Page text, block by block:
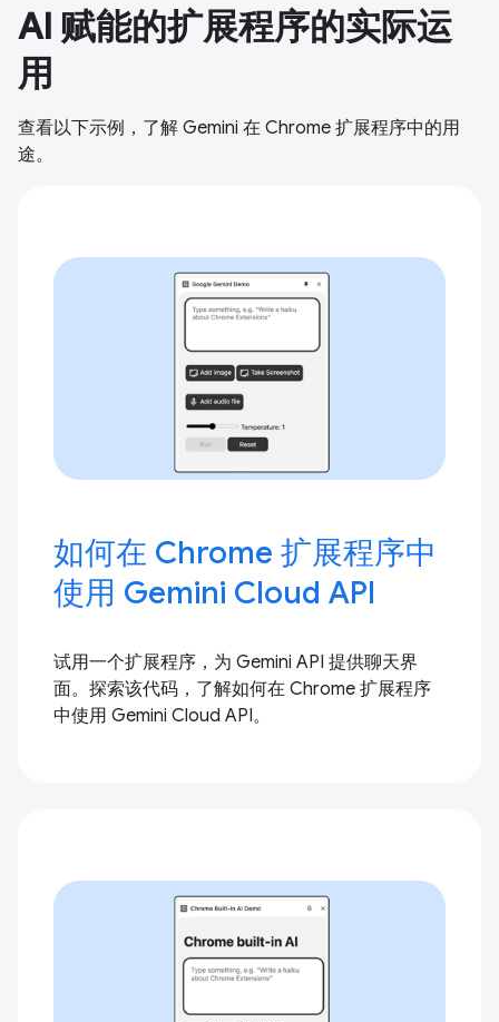
AI 赋能的扩展程序的实际运
用
查看以下示例，了解 Gemini 在 Chrome 扩展程序中的用
途。
如何在 Chrome 扩展程序中
使用 Gemini Cloud API
试用一个扩展程序，为 Gemini API 提供聊天界
面。探索该代码，了解如何在 Chrome 扩展程序
中使用 Gemini Cloud API。